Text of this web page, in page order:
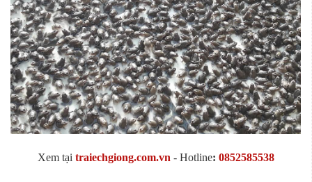
Xem tại traiechgiong.com.vn - Hotline: 0852585538